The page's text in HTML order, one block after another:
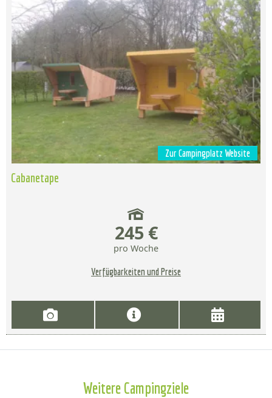
Zur Campingplatz Website
Cabanetape
245 €
pro Woche
Verfügbarkeiten und Preise
Weitere Campingziele